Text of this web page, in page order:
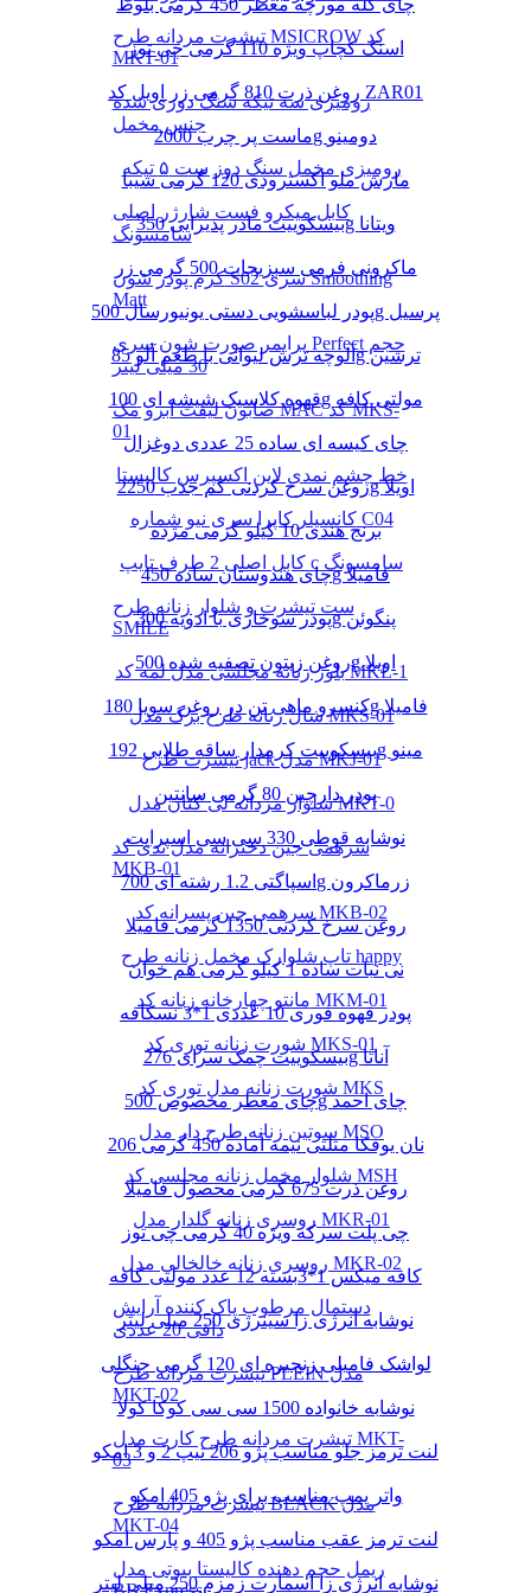
تیشرت مردانه طرح MSICROW کد
MKT-01
رومیزی سه تیکه سنگ دوزی شده
جنس مخمل
رومیزی مخمل سنگ دوز ست ۵ تیکه
کابل میکرو فست شارژر اصلی
سامسونگ
کرم پودر شون S02 سری Smoothing
Matt
پرایمر صورت شون سری Perfect حجم
30 میلی لیتر
صابون لیفت ابرو مک MAC کد MKS-
01
خط چشم نمدی لاین اکسپرس کالیستا
کانسیلر کاپرا سری نیو شماره C04
کابل اصلی 2 طرف تایپ c سامسونگ
ست تیشرت و شلوار زنانه طرح
SMILE
بلوز زنانه مجلسی مدل لمه کد MKL-1
شال زنانه طرح برگ مدل MKS-01
تیشرت طرح jack مدل MKJ-01
شلوار مردانه لی کتان مدل MKT-0
سرهمی جین دخترانه مدل تدی کد
MKB-01
سرهمی جین پسرانه کد MKB-02
تاپ شلوارک مخمل زنانه طرح happy
مانتو چهارخانه زنانه کد MKM-01
شورت زنانه توری کد MKS-01
شورت زنانه مدل توری کد MKS
سوتین زنانه طرح دار مدل MSO
شلوار مخمل زنانه مجلسی کد MSH
روسری زنانه گلدار مدل MKR-01
روسری زنانه خالخالی مدل MKR-02
دستمال مرطوب پاک کننده آرایش
دافی 20 عددی
تیشرت مردانه طرح PLEIN مدل
MKT-02
تیشرت مردانه طرح کارت مدل MKT-
03
تیشرت مردانه طرح BLACK مدل
MKT-04
ریمل حجم دهنده کالیستا بیوتی مدل
چای کله مورچه معطر 450 گرمی بلوط
اسنک کچاپ ویژه 110 گرمی چی توز
روغن ذرت 810 گرمی زر اویل کد ZAR01
ماست پر چرب 2000g دومینو
مارش ملو اکسترودی 120 گرمی شیبا
بیسکوییت مادر پذیرایی 350g ویتانا
ماکرونی فرمی سبزیجات 500 گرمی زر
پودر لباسشویی دستی یونیورسال 500g پرسیل
آلوچه ترش لیوانی با طعم آلو 85g ترشین
قهوه کلاسیک شیشه ای 100g مولتی کافه
چای کیسه ای ساده 25 عددی دوغزال
روغن سرخ کردنی کم جذب 2250g اویلا
برنج هندی 10 کیلو گرمی مژده
چای هندوستان ساده 450g فامیلا
پودر سوخاری با ادویه 300g پنگوئن
روغن زیتون تصفیه شده 500g اویلا
کنسرو ماهی تن در روغن سویا 180g فامیلا
بیسکوییت کرمدار ساقه طلایی 192g مینو
پودر دارچین 80 گرمی سانتین
نوشابه قوطی 330 سی سی اسپرایت
اسپاگتی 1.2 رشته ای 700g زرماکرون
روغن سرخ کردنی 1350 گرمی فامیلا
نی نبات ساده 1 کیلو گرمی هم خوان
پودر قهوه فوری 10 عددی 1*3 نسکافه
بیسکوییت چمک سرای 276g آناتا
چای معطر مخصوص 500g چای احمد
نان یوفکا مثلثی نیمه آماده 450 گرمی 206
روغن ذرت 675 گرمی محصول فامیلا
چی پلت سرکه ویژه 40 گرمی چی توز
کافه میکس 1*3بسته 12 عدد مولتی کافه
نوشابه انرژی زا سینرژی 250 میلی لیتر
لواشک فامیلی زنجیره ای 120 گرمی جنگلی
نوشابه خانواده 1500 سی سی کوکا کولا
لنت ترمز جلو مناسب پژو 206 تیپ 2 و 3 امکو
واتر پمپ مناسب برای پژو 405 امکو
لنت ترمز عقب مناسب پژو 405 و پارس امکو
نوشابه انرژی زا اسمارت زمزم 250 میلی لیتر